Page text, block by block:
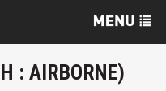
: AIRBORNE)